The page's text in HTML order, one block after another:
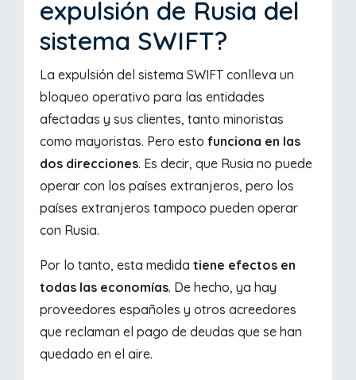
expulsión de Rusia del
sistema SWIFT?
La expulsión del sistema SWIFT conlleva un
bloqueo operativo para las entidades
afectadas y sus clientes, tanto minoristas
como mayoristas. Pero estofunciona en las
dos direcciones. Es decir, que Rusia no puede
operar con los países extranjeros, pero los
países extranjeros tampoco pueden operar
con Rusia.
Por lo tanto, esta medida tiene efectos en
todas las economías. De hecho, ya hay
proveedores españoles y otros acreedores
que reclaman el pago de deudas que se han
quedado en el aire.